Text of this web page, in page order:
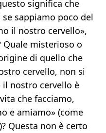
significa che
sappiamo poco del
il nostro cervello»,
Quale misterioso o
di quello che
cervello, non si
il nostro cervello è
che facciamo,
e amiamo» (come
Questa non è certo